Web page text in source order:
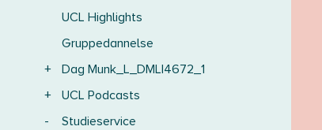
UCL Highlights
Gruppedannelse
+
Dag Munk_L_DMLI4672_1
+
UCL Podcasts
-
Studieservice